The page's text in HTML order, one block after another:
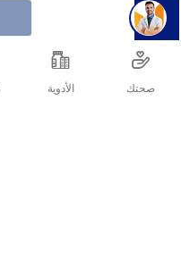
صحتك الأدوية